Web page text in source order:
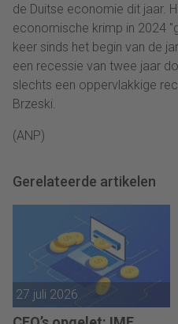
de Duitse economie dit jaar.
economische krimp in 2024
keer sinds het begin van de
een recessie van twee jaar
slechts een oppervlakkige
Brzeski.
(ANP)
Gerelateerde artikelen
27 juli 2026